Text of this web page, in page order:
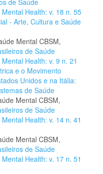
de Saúde
Health: v. 18 n. 55
- Arte, Cultura e Saúde
Mental CBSM,
de Saúde
Health: v. 9 n. 21
e o Movimento
Unidos e na Itália:
de Saúde
Mental CBSM,
de Saúde
Health: v. 14 n. 41
Mental CBSM,
de Saúde
Health: v. 17 n. 51